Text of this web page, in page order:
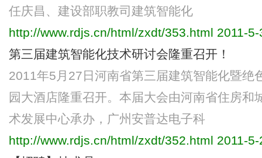
任庆昌、建设部职教司建筑智能化
http://www.rdjs.cn/html/zxdt/353.html 2011-
第三届建筑智能化技术研讨会隆重召开！
2011年5月27日河南省第三届建筑智能化暨绝
园大酒店隆重召开。本届大会由河南省住房和
术发展中心承办，广州安普达电子科
http://www.rdjs.cn/html/zxdt/352.html 2011-